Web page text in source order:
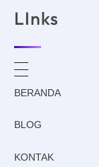
LInks
BERANDA
BLOG
KONTAK